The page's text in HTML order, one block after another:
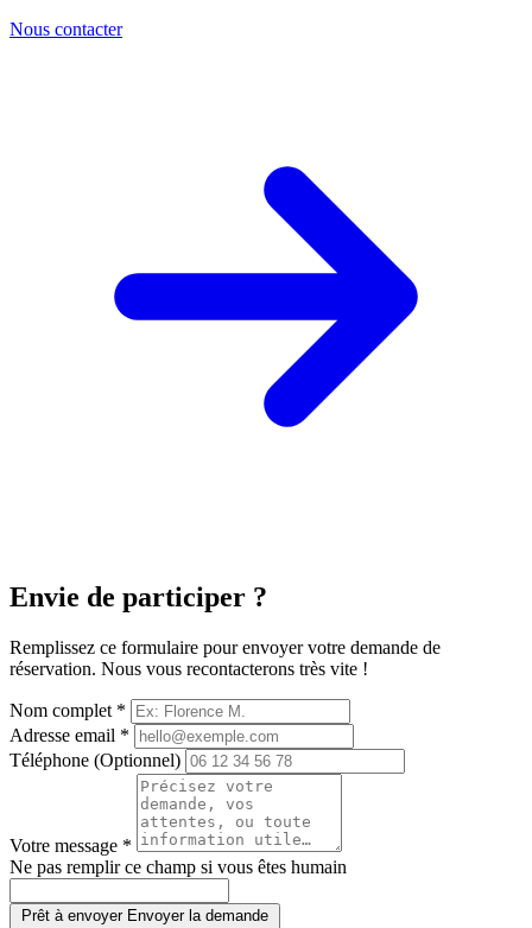
Nous contacter
Envie de participer ?
Remplissez ce formulaire pour envoyer votre demande de
réservation. Nous vous recontacterons très vite !
Nom complet *
Adresse email *
Téléphone (Optionnel)
Votre message *
Ne pas remplir ce champ si vous êtes humain
Prêt à envoyer Envoyer la demande